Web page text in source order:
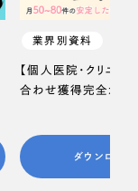
業界別資料
【個人医院・クリニッ
合わせ獲得完全ガイ
ダウンロード